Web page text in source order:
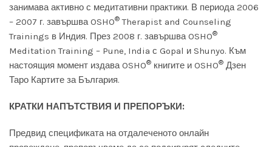
занимава активно с медитативни практики. В периода 2006
– 2007 г. завършва OSHO® Therapist and Counseling
Trainings в Индия. През 2008 г. завършва OSHO®
Meditation Training – Pune, India с Gopal и Shunyo. Към
настоящия момент издава OSHO® книгите и OSHO® Дзен
Таро Картите за България.
КРАТКИ НАПЪТСТВИЯ И ПРЕПОРЪКИ:
Предвид спецификата на отдалеченото онлайн